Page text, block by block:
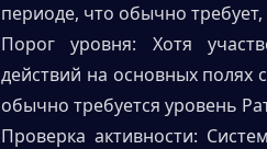
периоде, что обычно
Порог уровня: Хотя
действий на основных полях
обычно требуется уровень
Проверка активности: